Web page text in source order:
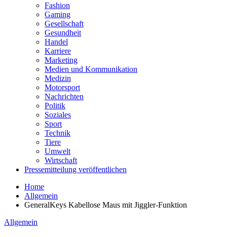
Fashion
Gaming
Gesellschaft
Gesundheit
Handel
Karriere
Marketing
Medien und Kommunikation
Medizin
Motorsport
Nachrichten
Politik
Soziales
Sport
Technik
Tiere
Umwelt
Wirtschaft
Pressemitteilung veröffentlichen
Home
Allgemein
GeneralKeys Kabellose Maus mit Jiggler-Funktion
Allgemein